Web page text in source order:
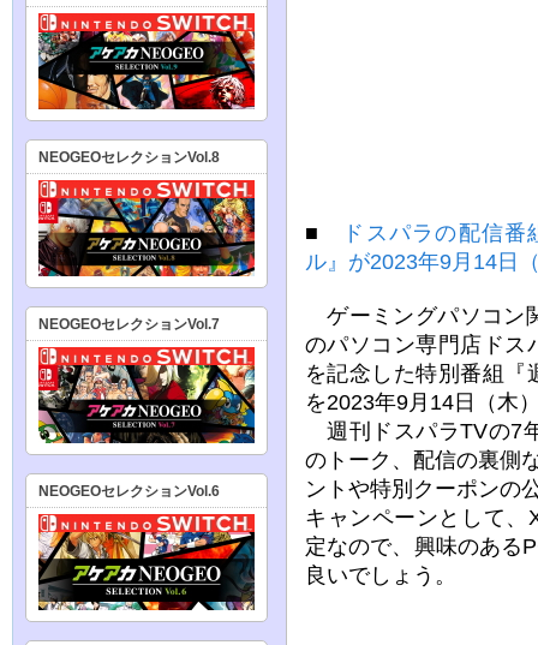
■
ドスパラの配信
ル』が2023年9月14日
ゲーミングパソコン
のパソコン専門店ドス
を記念した特別番組
を2023年9月14日（木
週刊ドスパラTVの7
のトーク、配信の裏側
ントや特別クーポンの
キャンペーンとして
定なので、興味のある
良いでしょう。
NEOGEOセレクションVol.8
NEOGEOセレクションVol.7
NEOGEOセレクションVol.6